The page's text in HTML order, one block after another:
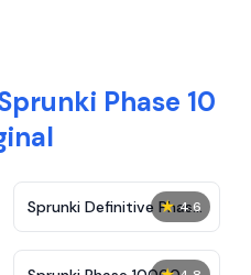
Phase 10
★ 4.6
Sprunki Definitive Phase
7